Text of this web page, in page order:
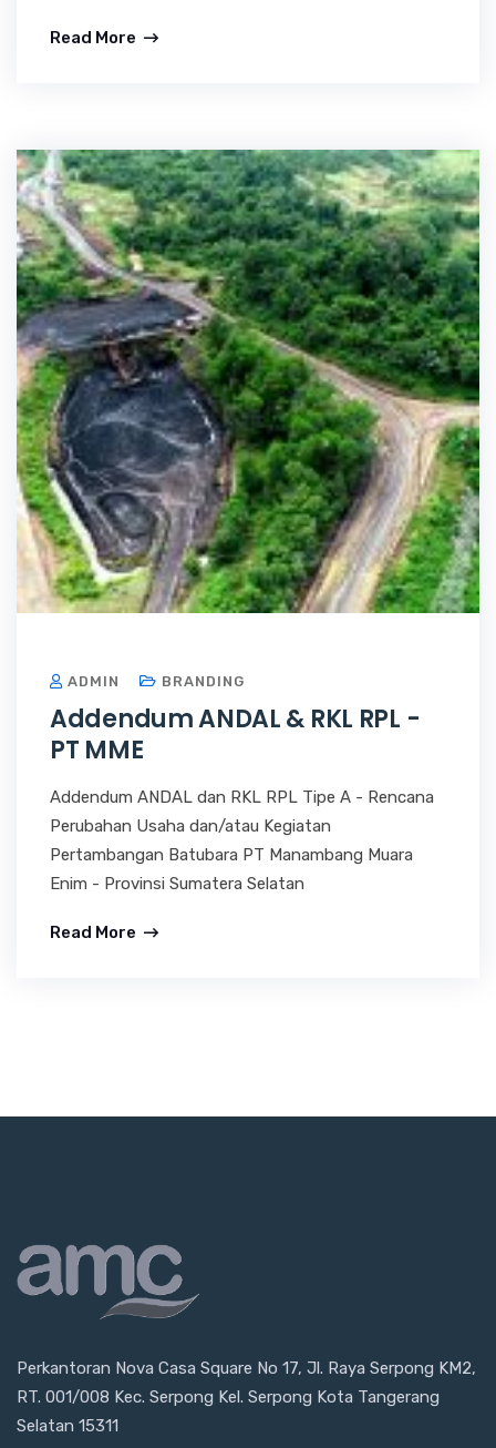
Read More
ADMIN BRANDING
Addendum ANDAL & RKL RPL -
PT MME
Addendum ANDAL dan RKL RPL Tipe A - Rencana
Perubahan Usaha dan/atau Kegiatan
Pertambangan Batubara PT Manambang Muara
Enim - Provinsi Sumatera Selatan
Read More
Perkantoran Nova Casa Square No 17, Jl. Raya Serpong KM2,
RT. 001/008 Kec. Serpong Kel. Serpong Kota Tangerang
Selatan 15311